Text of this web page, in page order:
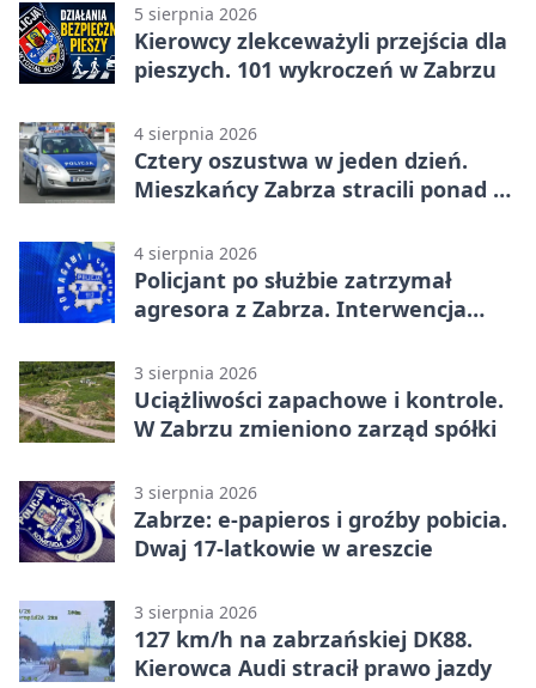
5 sierpnia 2026
Kierowcy zlekceważyli przejścia dla
pieszych. 101 wykroczeń w Zabrzu
4 sierpnia 2026
Cztery oszustwa w jeden dzień.
Mieszkańcy Zabrza stracili ponad 6
4 sierpnia 2026
Policjant po służbie zatrzymał
agresora z Zabrza. Interwencja
3 sierpnia 2026
Uciążliwości zapachowe i kontrole.
W Zabrzu zmieniono zarząd spółki
3 sierpnia 2026
Zabrze: e-papieros i groźby pobicia.
Dwaj 17-latkowie w areszcie
3 sierpnia 2026
127 km/h na zabrzańskiej DK88.
Kierowca Audi stracił prawo jazdy